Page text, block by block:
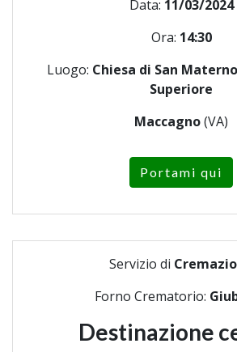
Data: 11/03/2024
Ora: 14:30
Luogo: Chiesa di San
Superiore
Maccagno(VA)
Portami qui
Servizio di
Forno Crematorio:
Destinazione